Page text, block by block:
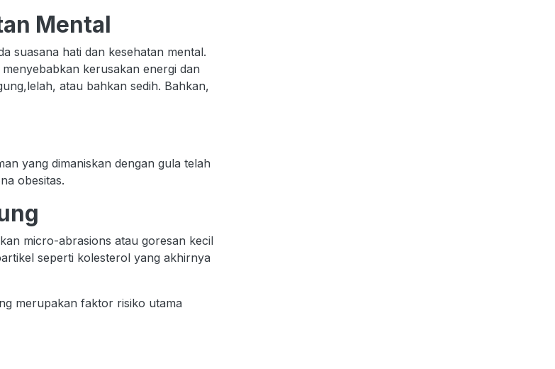
Mental
suasana hati dan kesehatan mental.
kerusakan energi dan
atau bahkan sedih. Bahkan,
yang dimaniskan dengan gula telah
obesitas.
micro-abrasions atau goresan kecil
seperti kolesterol yang akhirnya
merupakan faktor risiko utama